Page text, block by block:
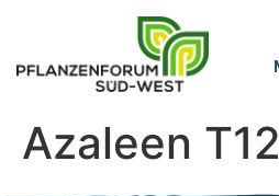
Azaleen T12